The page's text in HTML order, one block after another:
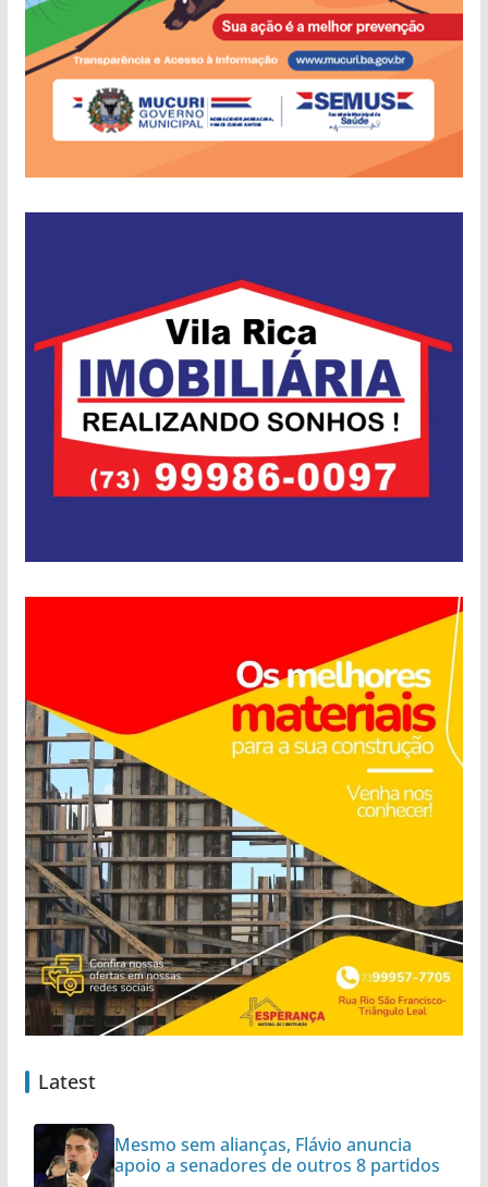
Latest
Mesmo sem alianças, Flávio anuncia
apoio a senadores de outros 8 partidos